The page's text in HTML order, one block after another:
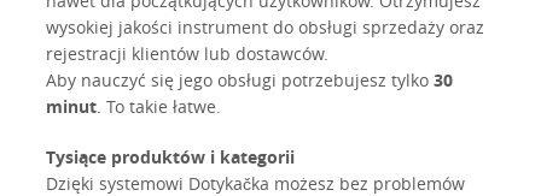
wysokiej jakości instrument do obsługi sprzedaży oraz
rejestracji klientów lub dostawców.
Aby nauczyć się jego obsługi potrzebujesz tylko 30
minut. To takie łatwe.
Tysiące produktów i kategorii
Dzięki systemowi Dotykačka możesz bez problemów